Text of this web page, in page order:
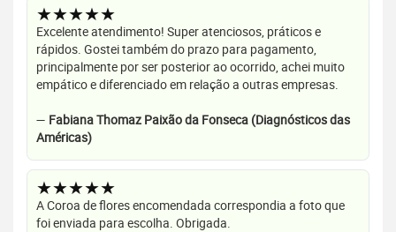
★★★★★
Excelente atendimento! Super atenciosos, práticos e
rápidos. Gostei também do prazo para pagamento,
principalmente por ser posterior ao ocorrido, achei muito
empático e diferenciado em relação a outras empresas.
— Fabiana Thomaz Paixão da Fonseca (Diagnósticos das
Américas)
★★★★★
A Coroa de flores encomendada correspondia a foto que
foi enviada para escolha. Obrigada.